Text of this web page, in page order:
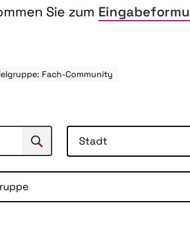
Sie zum
Fach-Community
Suchen Stadt